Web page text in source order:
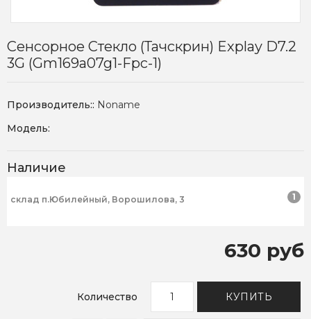
Сенсорное Стекло (тачскрин) Explay D7.2
3G (gm169a07g1-Fpc-1)
Производитель:: Noname
Модель:
Наличие
склад п.Юбилейный, Ворошилова, 3 1
630 руб
Количество КУПИТЬ